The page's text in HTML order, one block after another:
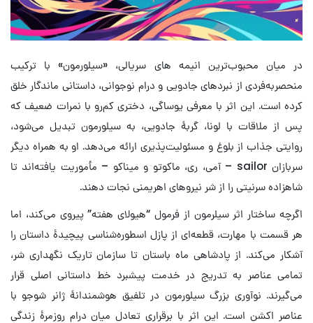
در میان محبوب‌ترین انیمه های سریالی، «سیلورمون» با ترکیب
منحصربه‌فردی از نبردهای جادویی و درام نوجوانی، داستانی ماندگار خلق
کرده است. این اثر با معرفی یوساگی، دختری کم‌رو با نمرات ضعیف که
پس از ملاقات با لونا، گربهٔ جادویی، به سیلورمون تبدیل می‌شود،
روایتی جذاب از بلوغ و مسئولیت‌پذیری ارائه می‌دهد. او به همراه دیگر
سربازان sailor – آمی، ری، ماکوتو و میناکو – مأموریت یافته‌اند تا
شاهزاده سرنیتی را از شر نیروهای اهریمنی نجات دهند.
اگرچه ساختار اثر سیلرمون از فرمول “هیولای هفته” پیروی می‌کند، اما
هر قسمت با مهارت، قطعه‌ای از پازل اسطوره‌شناسی پیچیدهٔ داستان را
آشکار می‌کند. از پادشاهی ماه باستان تا سازمان تاریک نگهداری شر،
تمامی عناصر به تدریج در خدمت پیشبرد خط داستانی اصلی قرار
می‌گیرند. نوآوری بزرگ سیلورمون در تلفیق هوشمندانهٔ ژانر شوجو با
عناصر اکشن است. این اثر با برقراری تعادل میان درام روزمرهٔ زندگی